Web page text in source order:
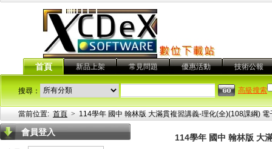
首頁 新品上架 常見問題 優惠活動 技術公報
搜尋： 高級搜索
當前位置: 首頁 > 114學年 國中 翰林版 大滿貫複習講義-理化(全)(108課綱)
會員登入
114學年 國中 翰林版 大